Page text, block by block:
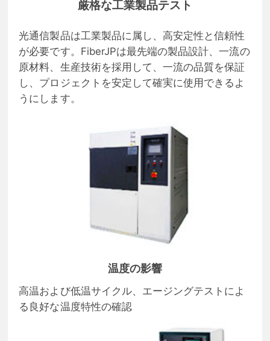
厳格な工業製品テスト
光通信製品は工業製品に属し、高安定性と信頼性
が必要です。FiberJPは最先端の製品設計、一流の
原材料、生産技術を採用して、一流の品質を保証
し、プロジェクトを安定して確実に使用できるよ
うにします。
温度の影響
高温および低温サイクル、エージングテストによ
る良好な温度特性の確認